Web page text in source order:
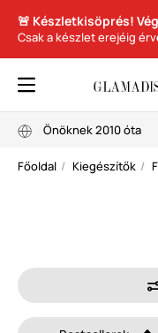
🚨 Készletkisöprés!
Csak a készlet erejéig
Önöknek 2010 óta
Főoldal Kiegészítők